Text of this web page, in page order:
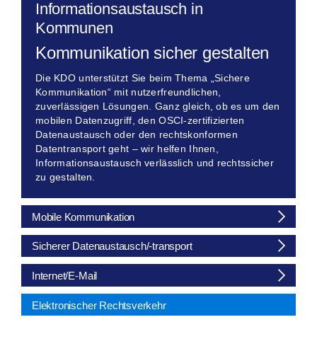
Informationsaustausch in
Kommunen
Kommunikation sicher gestalten
Die KDO unterstützt Sie beim Thema „Sichere
Kommunikation“ mit nutzerfreundlichen,
zuverlässigen Lösungen. Ganz gleich, ob es um den
mobilen Datenzugriff, den OSCI-zertifizierten
Datenaustausch oder den rechtskonformen
Datentransport geht – wir helfen Ihnen,
Informationsaustausch verlässlich und rechtssicher
zu gestalten.
Mobile Kommunikation
Sicherer Datenaustausch/-transport
Internet/E-Mail
Elektronischer Rechtsverkehr